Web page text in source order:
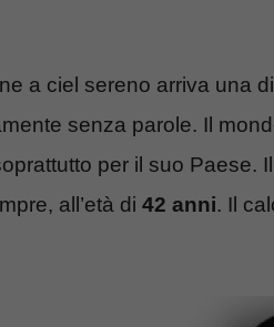
a ciel sereno arriva una
senza parole. Il
per il suo Paese.
all’età di 42 anni. Il